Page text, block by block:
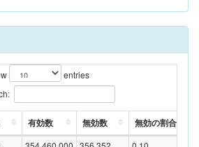
entries
有効数 無効数 無効の割合(%)